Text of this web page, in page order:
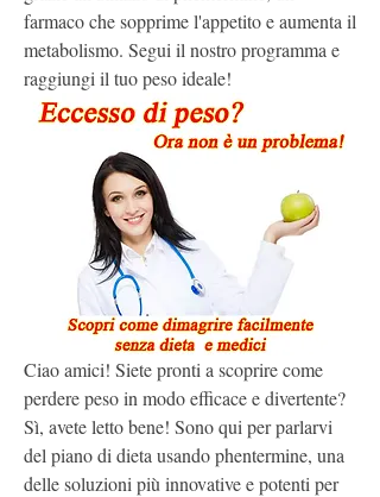
farmaco che sopprime l'appetito e aumenta il
metabolismo. Segui il nostro programma e
raggiungi il tuo peso ideale!
Ciao amici! Siete pronti a scoprire come
perdere peso in modo efficace e divertente?
Sì, avete letto bene! Sono qui per parlarvi
del piano di dieta usando phentermine, una
delle soluzioni più innovative e potenti per